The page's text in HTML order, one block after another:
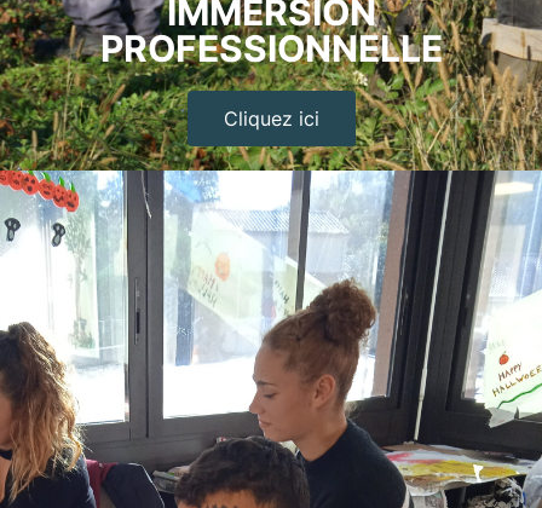
IMMERSION
PROFESSIONNELLE
Cliquez ici